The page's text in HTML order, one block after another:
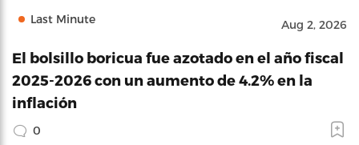
Last Minute Aug 2, 2026
El bolsillo boricua fue azotado en el año fiscal
2025-2026 con un aumento de 4.2% en la
inflación
0